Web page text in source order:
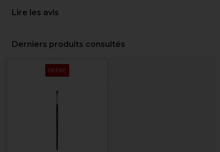
Lire les avis
Derniers produits consultés
OFFRE